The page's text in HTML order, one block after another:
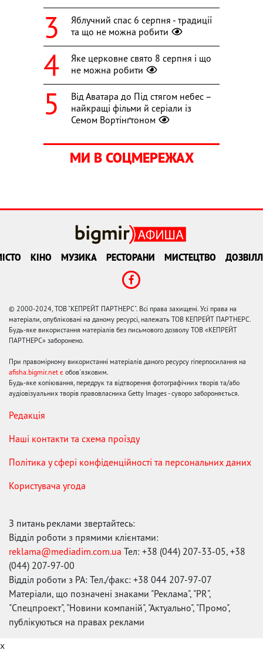
Яблучний спас 6 серпня - традиції
та що не можна робити
Яке церковне свято 8 серпня і що
не можна робити
Від Аватара до Під стягом небес –
найкращі фільми й серіали із
Семом Вортінґтоном
МИ В СОЦМЕРЕЖАХ
КІНО МУЗИКА РЕСТОРАНИ МИСТЕЦТВО
© 2000-2024, ТОВ "КЕПРЕЙТ ПАРТНЕРС". Всі права захищені. Усі права на
матеріали, опубліковані на даному ресурсі, належать ТОВ КЕПРЕЙТ ПАРТНЕРС.
Будь-яке використання матеріалів без письмового дозволу ТОВ «КЕПРЕЙТ
ПАРТНЕРС» заборонено.
При правомірному використанні матеріалів даного ресурсу гіперпосилання на
afisha.bigmir.net є обов'язковим.
Будь-яке копіювання, передрук та відтворення фотографічних творів та/або
аудіовізуальних творів правовласника Getty Images - суворо забороняється.
Редакція
Наші контакти та схема проїзду
Політика у сфері конфіденційності та персональних даних
Користувача угода
З питань реклами звертайтесь:
Відділ роботи з прямими клієнтами:
reklama@mediadim.com.ua Тел: +38 (044) 207-33-05, +38
(044) 207-97-00
Відділ роботи з РА: Тел./факс: +38 044 207-97-07
Матеріали, що позначені знаками "Реклама", "PR",
"Спецпроект", "Новини компаній", "Актуально", "Промо",
публікуються на правах реклами
x